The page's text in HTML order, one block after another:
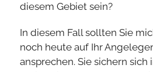
diesem Gebiet sein?
In diesem Fall sollten Sie
noch heute auf Ihr
ansprechen. Sie sichern sich